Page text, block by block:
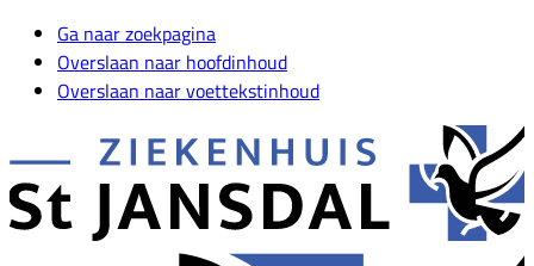
Ga naar zoekpagina
Overslaan naar hoofdinhoud
Overslaan naar voettekstinhoud